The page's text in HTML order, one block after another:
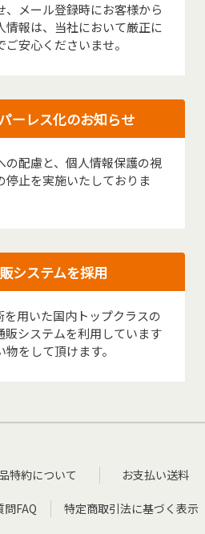
、メール登録時にお客様から
情報は、当社において厳正に
安心くださいませ。
ーレス化のお知らせ
の配慮と、個人情報保護の視
停止を実施いたしておりま
システムを採用
用いた国内トップクラスの
販システムを利用しています
をして頂けます。
特約について お支払い送料
問FAQ 特定商取引法に基づく表示